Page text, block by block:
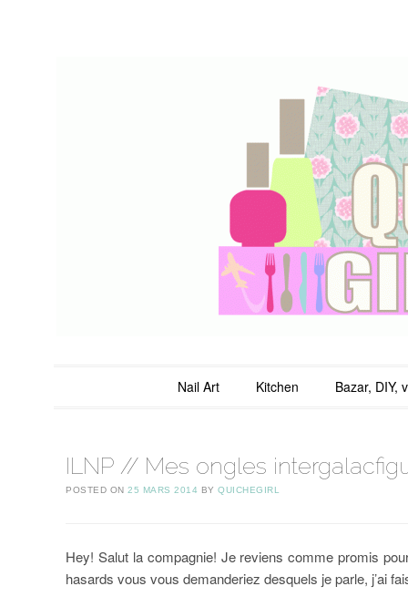
QuicheGirl
Nail Art Kitchen Bazar, DIY,
ILNP // Mes ongles
POSTED ON25 MARS 2014 BYQUICHEGIRL
Hey! Salut la compagnie! Je reviens comme promis
hasards vous vous demanderiez desquels je parle, j’ai